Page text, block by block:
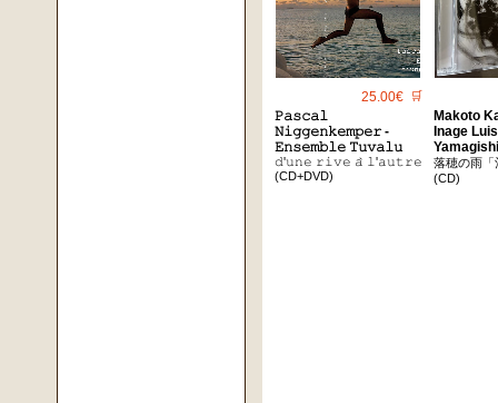
25.00€ 🛒
𝙿𝚊𝚜𝚌𝚊𝚕
𝙽𝚒𝚐𝚐𝚎𝚗𝚔𝚎𝚖𝚙𝚎𝚛 -
𝙴𝚗𝚜𝚎𝚖𝚋𝚕𝚎 𝚃𝚞𝚟𝚊𝚕𝚞
𝚍'𝚞𝚗𝚎 𝚛𝚒𝚟𝚎 𝚊̀ 𝚕'𝚊𝚞𝚝𝚛𝚎
(CD+DVD)
Makoto
Inage
落穂の雨「
(CD)